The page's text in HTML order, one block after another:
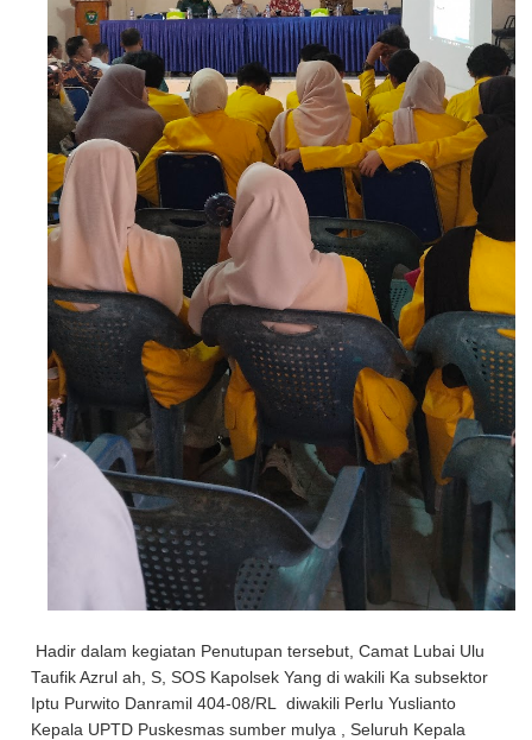
Hadir dalam kegiatan Penutupan tersebut, Camat Lubai Ulu
Taufik Azrul ah, S, SOS Kapolsek Yang di wakili Ka subsektor
Iptu Purwito Danramil 404-08/RL diwakili Perlu Yuslianto
Kepala UPTD Puskesmas sumber mulya , Seluruh Kepala